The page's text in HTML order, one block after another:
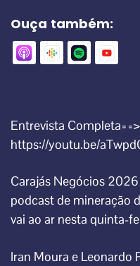
Ouça também:
Entrevista Completa==>
https://youtu.be/
Carajás Negócios
podcast de mineração
vai ao ar nesta quinta-
Iran Moura e Leonardo